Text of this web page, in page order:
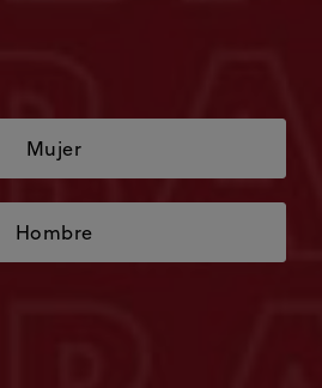
Mujer
Hombre